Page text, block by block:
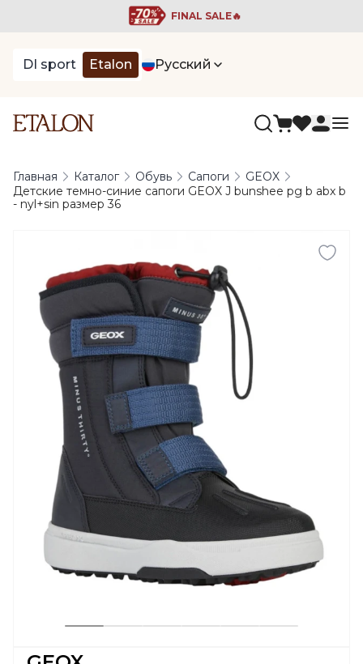
FINAL SALE🔥
DI sport Etalon Русский
Главная Каталог Обувь Сапоги
GEOX
Детские темно-синие сапоги GEOX J bunshee pg b abx b
- nyl+sin размер 36